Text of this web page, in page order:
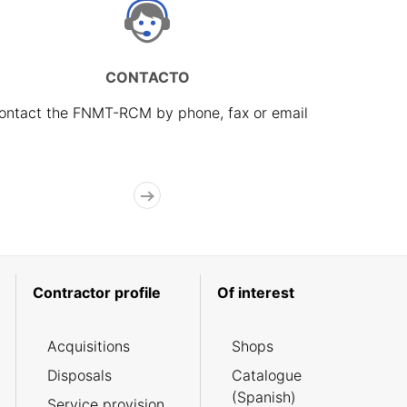
CONTACTO
the FNMT-RCM by phone, fax or email
Contractor profile
Acquisitions
Disposals
Of interest
Shops
Catalogue
(Spanish)